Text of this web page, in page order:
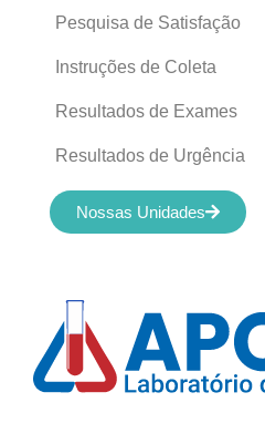
Pesquisa de Satisfação
Instruções de Coleta
Resultados de Exames
Resultados de Urgência
Nossas Unidades